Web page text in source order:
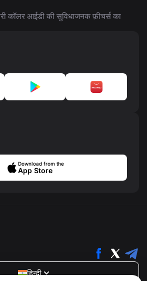
कॉलर आईडी की सुविधाजनक फ़ीचर्स का
Download from the
App Store
हिन्दी